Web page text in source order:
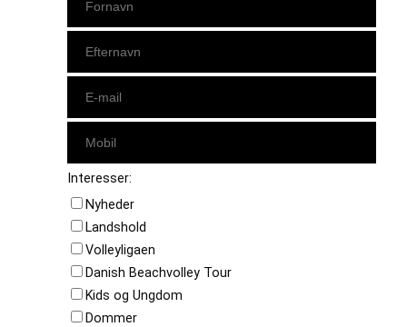
Interesser:
Nyheder
Landshold
Volleyligaen
Danish Beachvolley Tour
Kids og Ungdom
Dommer